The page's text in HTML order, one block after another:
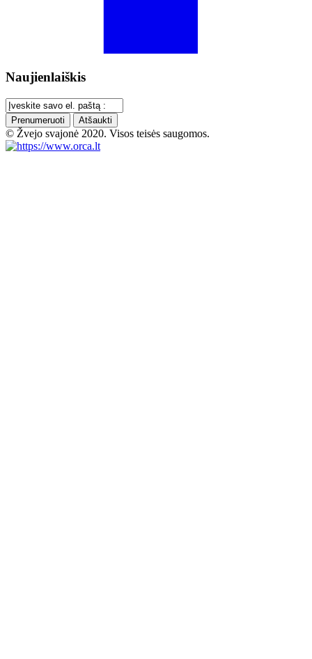
Naujienlaiškis
Prenumeruoti Atšaukti
© Žvejo svajonė 2020. Visos teisės saugomos.